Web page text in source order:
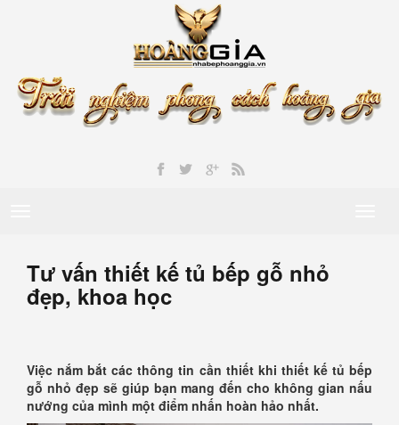
Tư vấn thiết kế tủ bếp gỗ nhỏ
đẹp, khoa học
Việc nắm bắt các thông tin cần thiết khi thiết kế tủ bếp
gỗ nhỏ đẹp sẽ giúp bạn mang đến cho không gian nấu
nướng của mình một điểm nhấn hoàn hảo nhất.